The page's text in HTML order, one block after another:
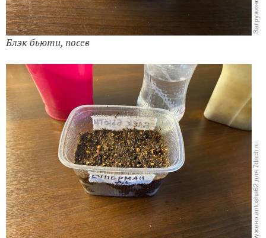
Блэк бьюти, посев